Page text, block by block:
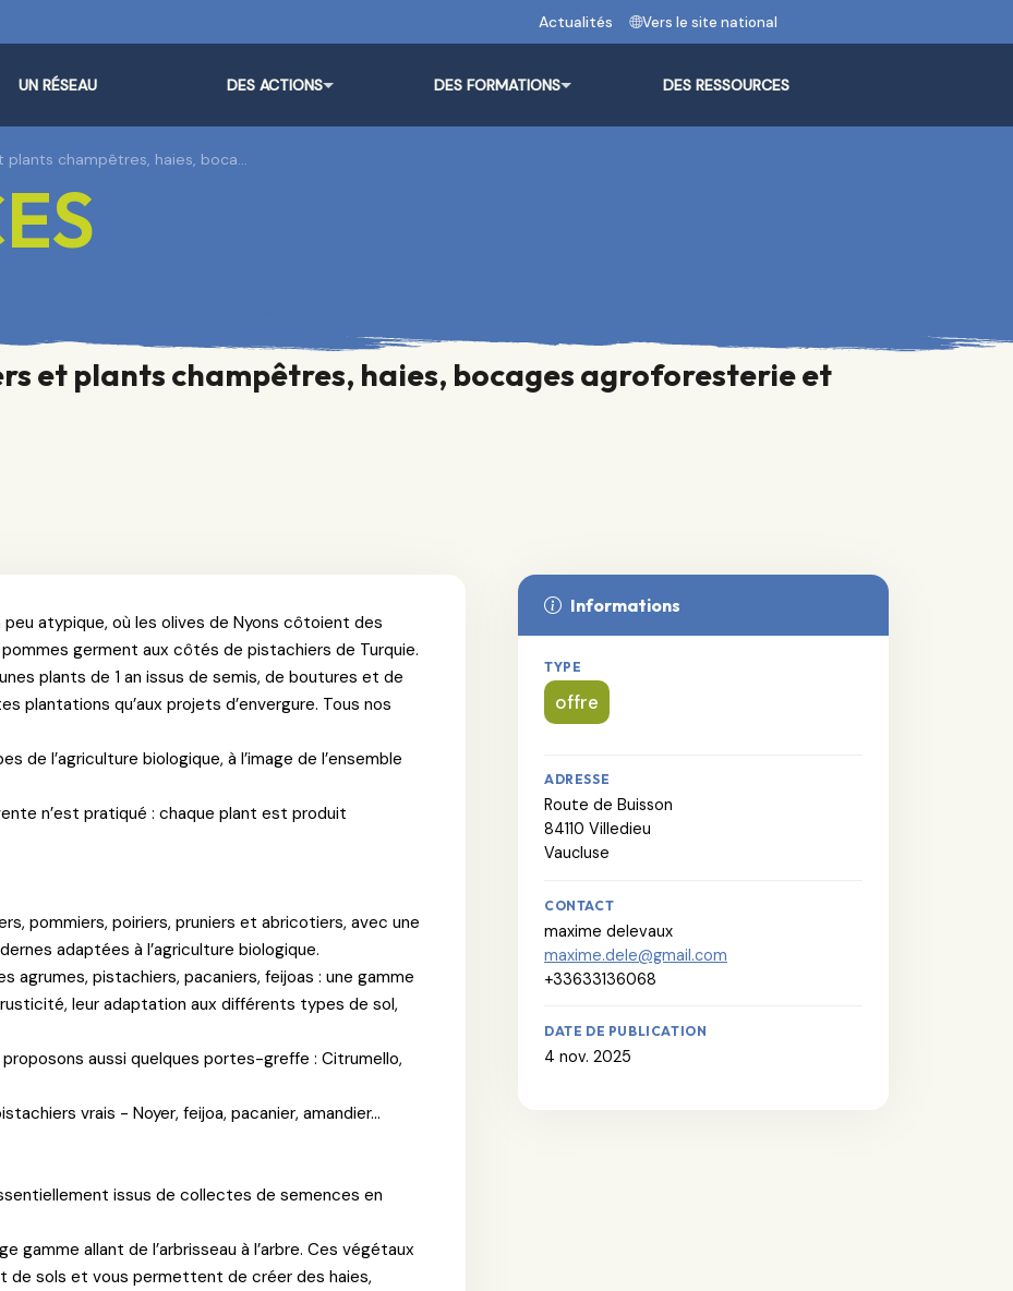
Actualités Vers le site national
UN RÉSEAU DES ACTIONS DES FORMATIONS DES RESSOURCES
champêtres, haies, boca…
et plants champêtres, haies, bocages agroforesterie et
atypique, où les olives de Nyons côtoient des
germent aux côtés de pistachiers de Turquie.
plants de 1 an issus de semis, de boutures et de
plantations qu’aux projets d’envergure. Tous nos
de l’agriculture biologique, à l’image de l’ensemble
n’est pratiqué : chaque plant est produit
pommiers, poiriers, pruniers et abricotiers, avec une
adaptées à l’agriculture biologique.
agrumes, pistachiers, pacaniers, feijoas : une gamme
leur adaptation aux différents types de sol,
aussi quelques portes-greffe : Citrumello,
vrais - Noyer, feijoa, pacanier, amandier...
issus de collectes de semences en
gamme allant de l’arbrisseau à l’arbre. Ces végétaux
sols et vous permettent de créer des haies,
Informations
TYPE
offre
ADRESSE
Route de Buisson
84110 Villedieu
Vaucluse
CONTACT
maxime delevaux
maxime.dele@gmail.com
+33633136068
DATE DE PUBLICATION
4 nov. 2025